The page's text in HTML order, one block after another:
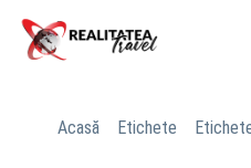
Acasă Etichete